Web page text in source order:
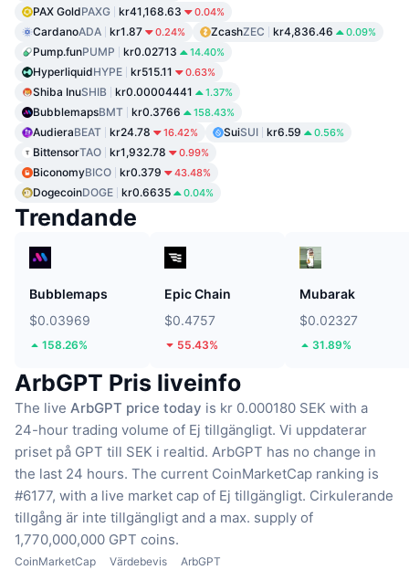
PAX GoldPAXG kr41,168.63 0.04%
CardanoADA kr1.87 0.24% ZcashZEC kr4,836.46 0.09%
Pump.funPUMP kr0.02713 14.40%
HyperliquidHYPE kr515.11 0.63%
Shiba InuSHIB kr0.00004441 1.37%
BubblemapsBMT kr0.3766 158.43%
AudieraBEAT kr24.78 16.42% SuiSUI kr6.59 0.56%
BittensorTAO kr1,932.78 0.99%
BiconomyBICO kr0.379 43.48%
DogecoinDOGE kr0.6635 0.04%
Trendande
Bubblemaps
$0.03969
158.26%
Epic Chain
$0.4757
55.43%
Mubarak
$0.02327
31.89%
ArbGPT Pris liveinfo
The live ArbGPT price today is kr 0.000180 SEK with a
24-hour trading volume of Ej tillgängligt. Vi uppdaterar
priset på GPT till SEK i realtid. ArbGPT has no change in
the last 24 hours. The current CoinMarketCap ranking is
#6177, with a live market cap of Ej tillgängligt. Cirkulerande
tillgång är inte tillgängligt and a max. supply of
1,770,000,000 GPT coins.
CoinMarketCap Värdebevis ArbGPT